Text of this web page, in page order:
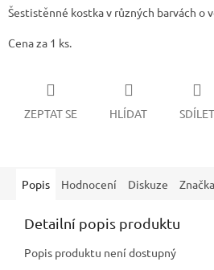
Šestistěnné kostka v různých barvách o
Cena za 1 ks.
ZEPTAT SE HLÍDAT SDÍLET
Popis Hodnocení Diskuze Značka
Detailní popis produktu
Popis produktu není dostupný